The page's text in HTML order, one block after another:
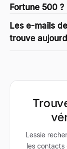
Fortune 500 ?
Les e-mails
trouve
Lessie
les contacts